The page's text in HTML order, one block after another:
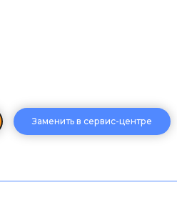
Заменить в сервис-центре